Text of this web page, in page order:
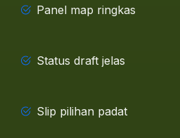
Panel map ringkas
Status draft jelas
Slip pilihan padat